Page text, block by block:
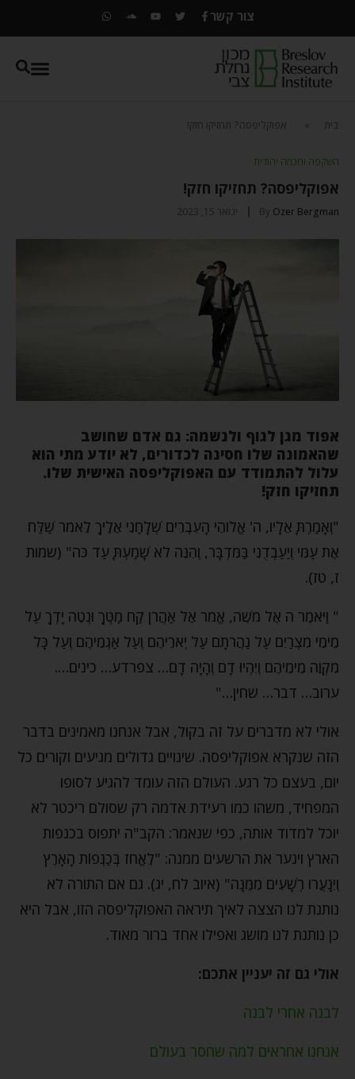
צור קשר
» אפוקליפסה? תחזיקו חזק!
השקפה וחכמה יהודית
אפוקליפסה? תחזיקו חזק!
ByOzer Bergman ינואר 15, 2023
אפוד מגן לגוף ולנשמה: גם אדם שחושב
שהאמונה שלו חסינה לכדורים, לא יודע מתי הוא
עלול להתמודד עם האפוקליפסה האישית שלו.
תחזיקו חזק!
"וְאָמַרְתָּ אֵלָיו, ה' אֱלֹוהֵי הָעִבְרִים שְׁלָחַנִי אֵלֶיךָ לֵאמֹר שַׁלַּח
אֶת עַמִּי וְיַעַבְדֻנִי בַּמִּדְבָּר, וְהִנֵּה לֹא שָׁמַעְתָּ עַד כֹּה" (שמות
ז, טז).
" וַיֹּאמֶר ה אֶל מֹשֶׁה, אֱמֹר אֶל אַהֲרֹן קַח מַטְּךָ וּנְטֵה יָדְךָ עַל
מֵימֵי מִצְרַיִם עַל נַהֲרֹתָם עַל יְאֹרֵיהֶם וְעַל אַגְמֵיהֶם וְעַל כָּל
מִקְוֵה מֵימֵיהֶם וְיִהְיוּ דָם וְהָיָה דָם… צפרדע… כינים….
ערוב… דבר… שחין…"
אולי לא מדברים על זה בקול, אבל אנחנו מאמינים בדבר
הזה שנקרא אפוקליפסה. שינויים גדולים מגיעים וקורים כל
יום, בעצם כל רגע. העולם הזה עומד להגיע לסופו
המפחיד, משהו כמו רעידת אדמה רק שסולם ריכטר לא
יוכל למדוד אותה, כפי שנאמר: הקב"ה יתפוס בכנפות
הארץ וינער את הרשעים ממנה: "לֶאֱחֹז בְּכַנְפוֹת הָאָרֶץ
וְיִנָּעֲרוּ רְשָׁעִים מִמֶּנָּה" (איוב לח, יג). גם אם התורה לא
נותנת לנו הצצה לאיך תיראה האפוקליפסה הזו, אבל היא
כן נותנת לנו מושג ואפילו אחד ברור מאוד.
אולי גם זה יעניין אתכם:
לבנה אחרי לבנה
אנחנו אחראים למה שחסר בעולם